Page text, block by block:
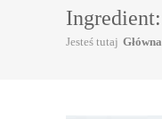
Ingredient:
Jesteś tutaj Główna